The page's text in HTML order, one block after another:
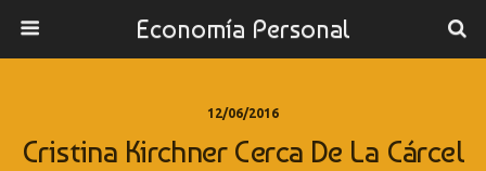
Economía Personal
12/06/2016
Cristina Kirchner Cerca De La Cárcel